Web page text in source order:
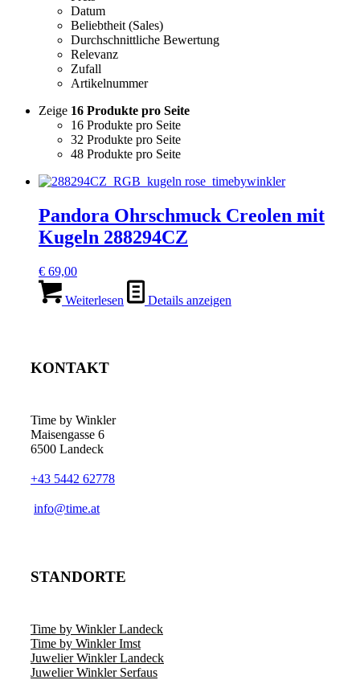
Datum
Beliebtheit (Sales)
Durchschnittliche Bewertung
Relevanz
Zufall
Artikelnummer
Zeige 16 Produkte pro Seite
16 Produkte pro Seite
32 Produkte pro Seite
48 Produkte pro Seite
Pandora Ohrschmuck Creolen mit
Kugeln 288294CZ
€ 69,00
Weiterlesen Details anzeigen
KONTAKT
Time by Winkler
Maisengasse 6
6500 Landeck
+43 5442 62778
­info@time.at
STANDORTE
Time by Winkler Landeck
Time by Winkler Imst
Juwelier Winkler Landeck
Juwelier Winkler Serfaus